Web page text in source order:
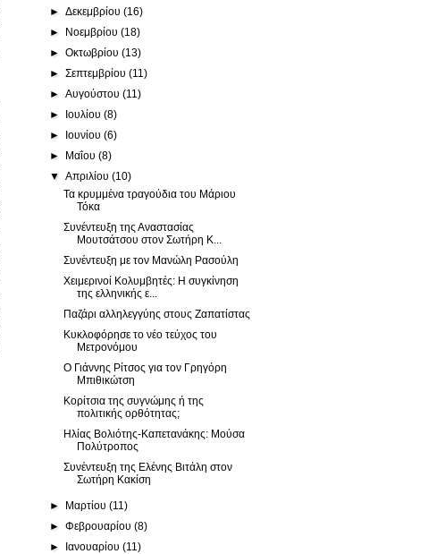
►Δεκεμβρίου(16)
► Νοεμβρίου(18)
►Οκτωβρίου(13)
►Σεπτεμβρίου(11)
►Αυγούστου(11)
► Ιουλίου(8)
► Ιουνίου(6)
► Μαΐου(8)
▼Απριλίου(10)
Τα κρυμμένα τραγούδια του Μάριου
Τόκα
Συνέντευξη της Αναστασίας
Μουτσάτσου στον Σωτήρη Κ...
Συνέντευξη με τον Μανώλη Ρασούλη
Χειμερινοί Κολυμβητές: Η συγκίνηση
της ελληνικής ε...
Παζάρι αλληλεγγύης στους Ζαπατίστας
Κυκλοφόρησε το νέο τεύχος του
Μετρονόμου
Ο Γιάννης Ρίτσος για τον Γρηγόρη
Μπιθικώτση
Κορίτσια της συγνώμης ή της
πολιτικής ορθότητας;
Ηλίας Βολιότης-Καπετανάκης: Μούσα
Πολύτροπος
Συνέντευξη της Ελένης Βιτάλη στον
Σωτήρη Κακίση
► Μαρτίου(11)
►Φεβρουαρίου(8)
► Ιανουαρίου(11)